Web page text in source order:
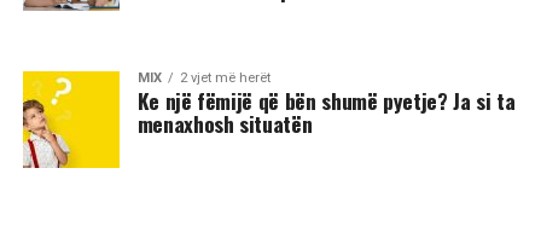
MIX 2 vjet më herët
Ke një fëmijë që bën shumë pyetje? Ja si ta
menaxhosh situatën